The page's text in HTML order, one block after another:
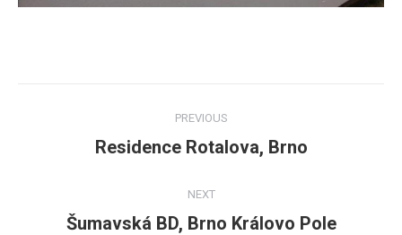
navigation
PREVIOUS
Previous
Residence Rotalova, Brno
NEXT
Next
Šumavská BD, Brno Královo Pole